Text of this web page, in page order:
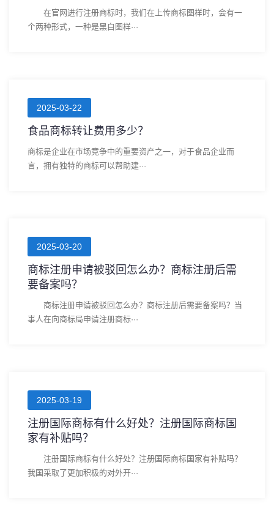
在官网进行注册商标时，我们在上传商标图样时，会有一
个两种形式，一种是黑白图样···
2025-03-22
食品商标转让费用多少？
商标是企业在市场竞争中的重要资产之一，对于食品企业而
言，拥有独特的商标可以帮助建···
2025-03-20
商标注册申请被驳回怎么办？商标注册后需
要备案吗？
商标注册申请被驳回怎么办？商标注册后需要备案吗？当
事人在向商标局申请注册商标···
2025-03-19
注册国际商标有什么好处？注册国际商标国
家有补贴吗？
注册国际商标有什么好处？注册国际商标国家有补贴吗？
我国采取了更加积极的对外开···